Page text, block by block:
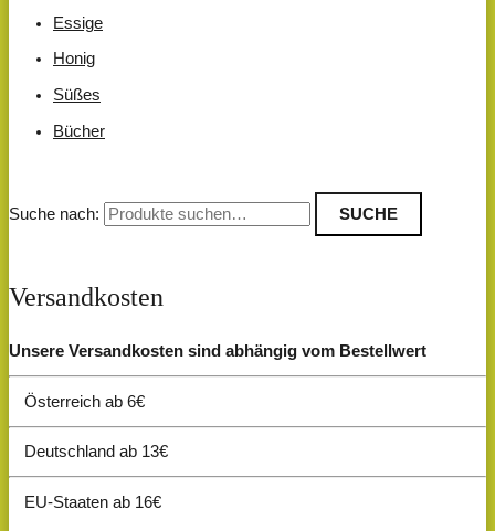
Essige
Honig
Süßes
Bücher
Suche nach: SUCHE
Versandkosten
Unsere Versandkosten sind abhängig vom Bestellwert
Österreich ab 6€
Deutschland ab 13€
EU-Staaten ab 16€